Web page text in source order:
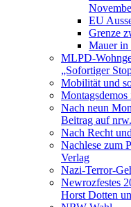
EU
Grenze
Mauer in
MLPD-
„Sofortiger
Mobilität und
Nach neun
Beitrag auf
Nach Recht
Nachlese zum
Verlag
Nazi-Terror-
Newrozfestes
Horst Dotten